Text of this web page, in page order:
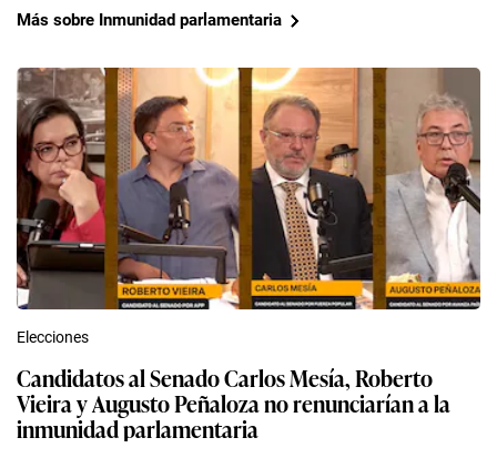
Más sobre Inmunidad parlamentaria
Elecciones
Candidatos al Senado Carlos Mesía, Roberto
Vieira y Augusto Peñaloza no renunciarían a la
inmunidad parlamentaria